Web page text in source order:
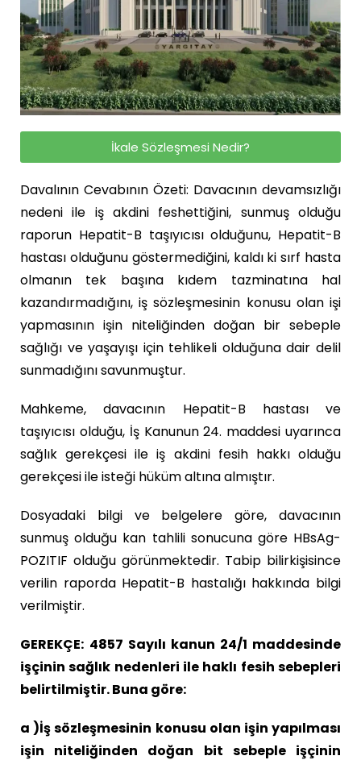
İkale Sözleşmesi Nedir?
Davalının Cevabının Özeti: Davacının devamsızlığı
nedeni ile iş akdini feshettiğini, sunmuş olduğu
raporun Hepatit-B taşıyıcısı olduğunu, Hepatit-B
hastası olduğunu göstermediğini, kaldı ki sırf hasta
olmanın tek başına kıdem tazminatına hal
kazandırmadığını, iş sözleşmesinin konusu olan işi
yapmasının işin niteliğinden doğan bir sebeple
sağlığı ve yaşayışı için tehlikeli olduğuna dair delil
sunmadığını savunmuştur.
Mahkeme, davacının Hepatit-B hastası ve
taşıyıcısı olduğu, İş Kanunun 24. maddesi uyarınca
sağlık gerekçesi ile iş akdini fesih hakkı olduğu
gerekçesi ile isteği hüküm altına almıştır.
Dosyadaki bilgi ve belgelere göre, davacının
sunmuş olduğu kan tahlili sonucuna göre HBsAg-
POZITIF olduğu görünmektedir. Tabip bilirkişisince
verilin raporda Hepatit-B hastalığı hakkında bilgi
verilmiştir.
GEREKÇE: 4857 Sayılı kanun 24/1 maddesinde
işçinin sağlık nedenleri ile haklı fesih sebepleri
belirtilmiştir. Buna göre:
a )İş sözleşmesinin konusu olan işin yapılması
işin niteliğinden doğan bit sebeple işçinin